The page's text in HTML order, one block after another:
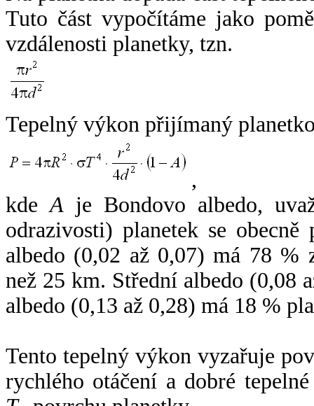
Tuto část vypočítáme jako
vzdálenosti planetky, tzn.
Tepelný výkon přijímaný
,
kdeA je Bondovo albedo,
odrazivosti) planetek se
albedo (0,02 až 0,07) má 78 %
než 25 km. Střední albedo (0,08
albedo (0,13 až 0,28) má 18 %
Tento tepelný výkon vyzařuje
rychlého otáčení a dobré